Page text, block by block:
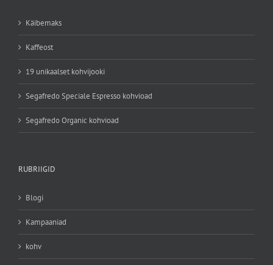
Käibemaks
Kaffeost
19 unikaalset kohvijooki
Segafredo Speciale Espresso kohvioad
Segafredo Organic kohvioad
RUBRIIGID
Blogi
Kampaaniad
kohv